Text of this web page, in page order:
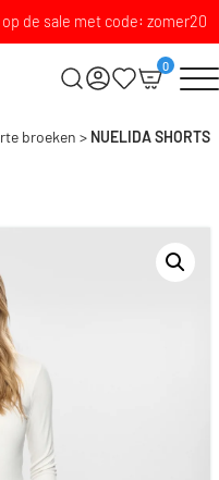
de sale met code: zomer20
0
broeken > NUELIDA SHORTS